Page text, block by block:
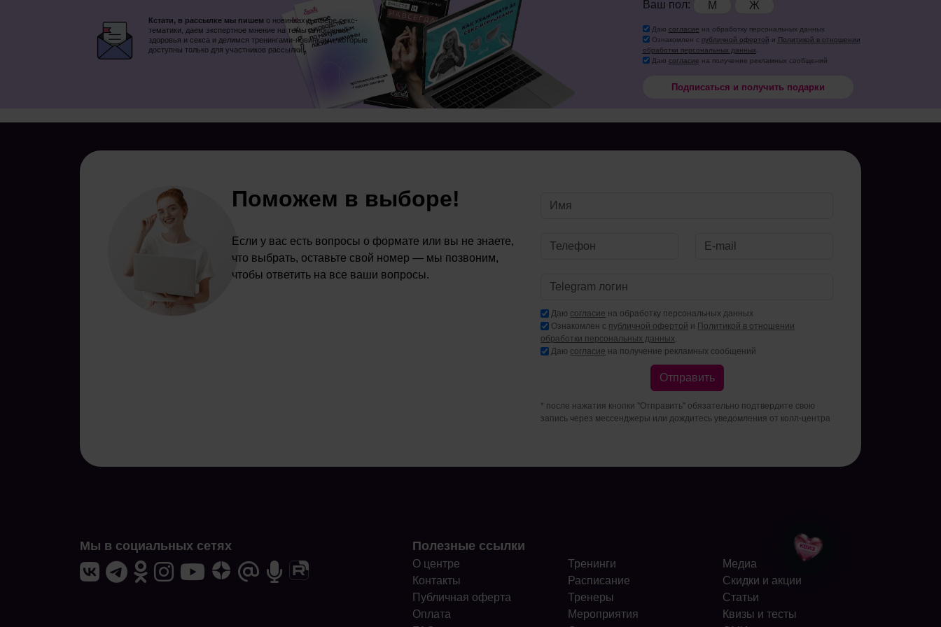
Кстати, в рассылке мы пишем о новинках в сфере секс-
тематики, даем экспертное мнение на темы отношений,
здоровья и секса и делимся тренингами-новинками, которые
доступны только для участников рассылки!
Ваш пол: М Ж
Даю согласие на обработку персональных данных
Ознакомлен с публичной офертой и Политикой в отношении
обработки персональных данных
Даю согласие на получение рекламных сообщений
Подписаться и получить подарки
Поможем в выборе!
Если у вас есть вопросы о формате или вы не знаете,
что выбрать, оставьте свой номер — мы позвоним,
чтобы ответить на все ваши вопросы.
Даю согласие на обработку персональных данных
Ознакомлен с публичной офертой и Политикой в отношении
обработки персональных данных.
Даю согласие на получение рекламных сообщений
Отправить
* после нажатия кнопки "Отправить" обязательно подтвердите свою
запись через мессенджеры или дождитесь уведомления от колл-центра
Мы в социальных сетях Полезные ссылки
О центре
Контакты
Публичная оферта
Оплата
Тренинги
Расписание
Тренеры
Мероприятия
Медиа
Скидки и акции
Статьи
Квизы и тесты